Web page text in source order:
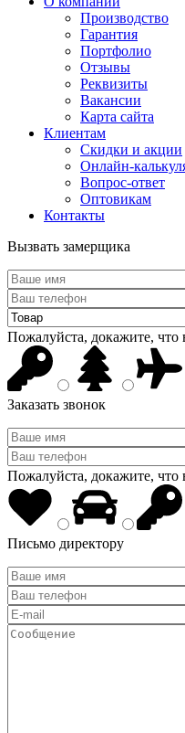
Производство
Гарантия
Портфолио
Отзывы
Реквизиты
Вакансии
Карта сайта
Клиентам
Скидки и акции
Онлайн-
Вопрос-ответ
Оптовикам
Контакты
Вызвать замерщика
Пожалуйста, докажите, что
Заказать звонок
Пожалуйста, докажите, что
Письмо директору